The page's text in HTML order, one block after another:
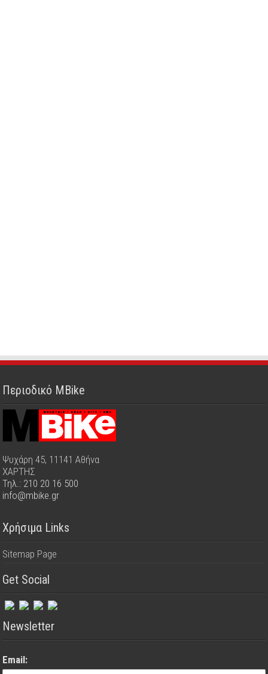
Περιοδικό MBike
Ψυχάρη 45, 11141 Αθήνα
ΧΑΡΤΗΣ
Τηλ.: 210 20 16 500
info@mbike.gr
Χρήσιμα Links
Sitemap Page
Get Social
Newsletter
Email: